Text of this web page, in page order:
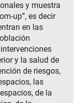
y muestra
up”, es decir
en las
y la salud de
de riesgos,
las
de la